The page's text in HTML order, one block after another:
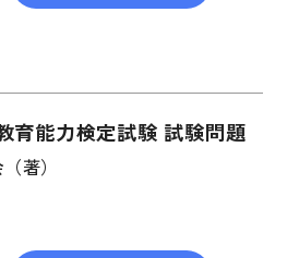
育能力検定試験 試験問題
著）